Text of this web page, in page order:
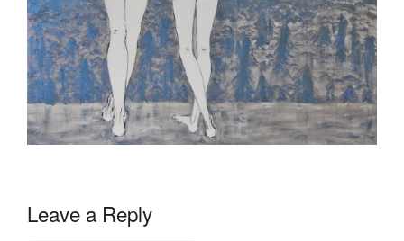
Leave a Reply